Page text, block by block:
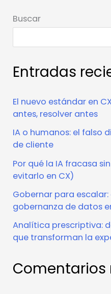
Buscar
Entradas
El nuevo estándar en
antes, resolver antes
IA o humanos: el falso
de cliente
Por qué la IA fracasa
evitarlo en CX)
Gobernar para
gobernanza de datos
Analítica prescriptiva:
que transforman la
Comentarios